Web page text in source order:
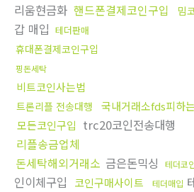
리움현금화 핸드폰결제코인구입 밈
갑 매입 테더판매
휴대폰결제코인구입
핑돈세탁
비트코인사는법
트론리플 전송대행 국내거래소fds피하
모든코인구입 trc20코인전송대행
리플송금업체
돈세탁해외거래소 금은돈믹싱 테더코
인이체구입
코인구매사이트 테더매입